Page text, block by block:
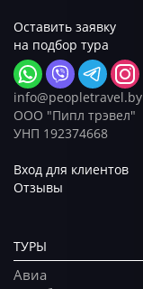
Оставить заявку
на подбор тура
info@peopletravel.by
ООО "Пипл трэвел"
УНП 192374668
Вход для клиентов
Отзывы
ТУРЫ
Авиа